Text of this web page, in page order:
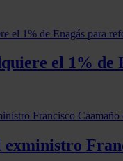
el 1% de